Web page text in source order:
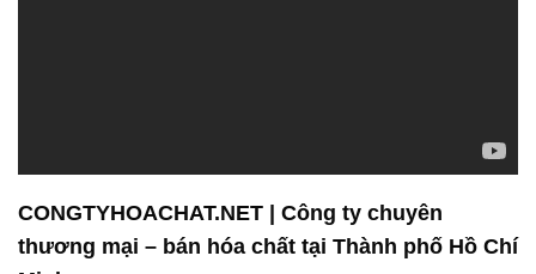
CONGTYHOACHAT.NET | Công ty chuyên
thương mại – bán hóa chất tại Thành phố Hồ Chí